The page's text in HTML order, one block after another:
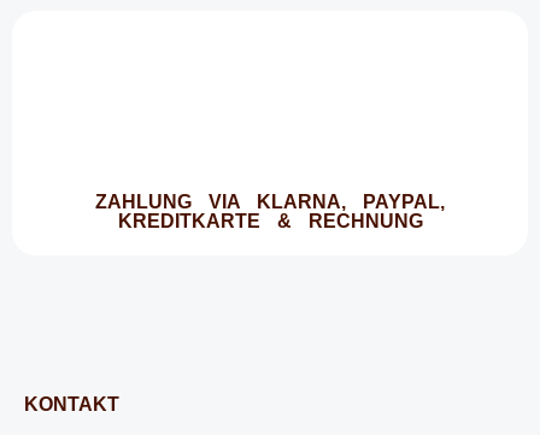
ZAHLUNG VIA KLARNA, PAYPAL,
KREDITKARTE & RECHNUNG
KONTAKT